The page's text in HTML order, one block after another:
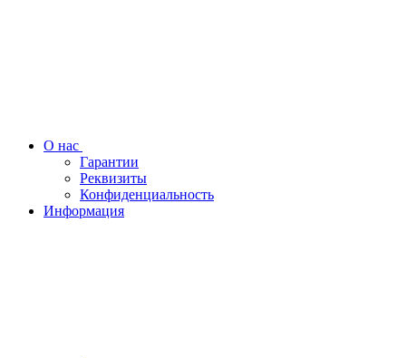
О нас
Гарантии
Реквизиты
Конфиденциальность
Информация